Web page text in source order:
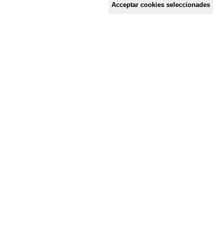
Acceptar cookies seleccionades
c/ Mestre Francesc Civil,